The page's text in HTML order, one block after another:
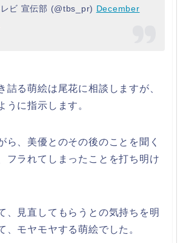
ビ 宣伝部 (@tbs_pr) December
詰る萌絵は尾花に相談しますが、
うに指示します。
ら、美優とのその後のことを聞く
フラれてしまったことを打ち明け
、見直してもらうとの気持ちを明
、モヤモヤする萌絵でした。